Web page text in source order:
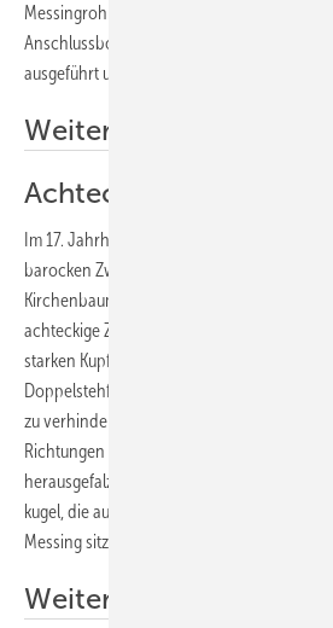
Messingrohre, die auf Gehrung geschnitten
Anschlussbogen ist als Rohrwinkel mit
ausgeführt und auf einer ­Seite mit
Weitere Informationen
Achteckige Zwiebel
Im 17. Jahrhundert wäre Markus Grüner aus
barocken Zwiebelhaube bestimmt sofort
Kirchenbaumeister angeheuert worden. Die
achteckige Zwiebel auf quadratischer
starken Kupferscharen hergestellt, die er mit
Doppelstehfalztechnik verband. Um das
zu verhindern, sind die Falze an den Graten
Richtungen angebracht. Die Ecken am
herausgefalzt. Als Dachspitze dient ein
kugel, die auf einem geschwungenen Fuß
Messing sitzt.
Weitere Informationen